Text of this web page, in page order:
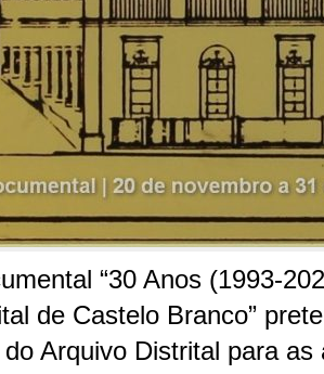
“30 Anos (1993-
de Castelo Branco”
Arquivo Distrital para as